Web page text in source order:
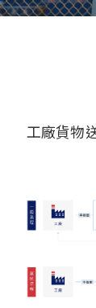
工廠貨物